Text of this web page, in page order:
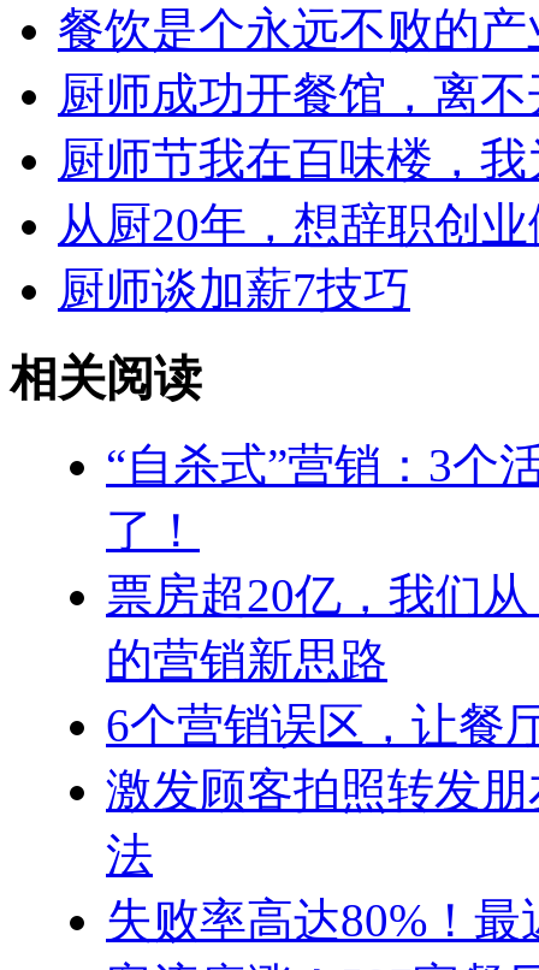
餐饮是个永远不败的
厨师成功开餐馆，离
厨师节我在百味楼，
从厨20年，想辞职创
厨师谈加薪7技巧
相关阅读
“自杀式”营销：3个
了！
票房超20亿，我们
的营销新思路
6个营销误区，让餐
激发顾客拍照转发
法
失败率高达80%！